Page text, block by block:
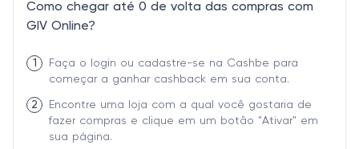
Como chegar até 0 de volta das compras com
GIV Online?
1
Faça o login ou cadastre-se na Cashbe para
começar a ganhar cashback em sua conta.
2
Encontre uma loja com a qual você gostaria de
fazer compras e clique em um botão "Ativar" em
sua página.